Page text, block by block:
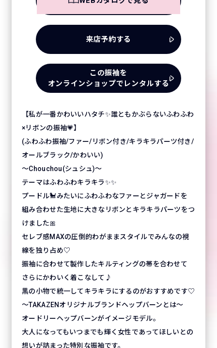
来店予約する
この振袖を
オンラインショップでレンタルする
【私が一番かわいいハタチ✨誰ともかぶらないふわふわ
×リボンの振袖💗】
(ふわふわ振袖/ファー/リボン付き/キラキラパーツ付き/
オールブラック/かわいい)
～Chouchou(シュシュ)～
テーマはふわふわキラキラ✨✨
プードル🐩みたいにふわふわなファーとジャガードを
組み合わせた生地に大きなリボンとキラキラパーツをつ
けました🎀
セレブ感MAXの圧倒的わがままスタイルでみんなの視
線を独り占め♡
振袖に合わせて製作したキルティングの帯を合わせて
さらにかわいく着こなして♪
黒の小物で統一してキラキラにするのがおすすめです♡
～TAKAZENオリジナルブランドヘップバーンとは～
オードリーヘップバーンがイメージモデル。
大人になってもいつまでも輝く女性であってほしいとの
想いが詰まった特別な振袖です。